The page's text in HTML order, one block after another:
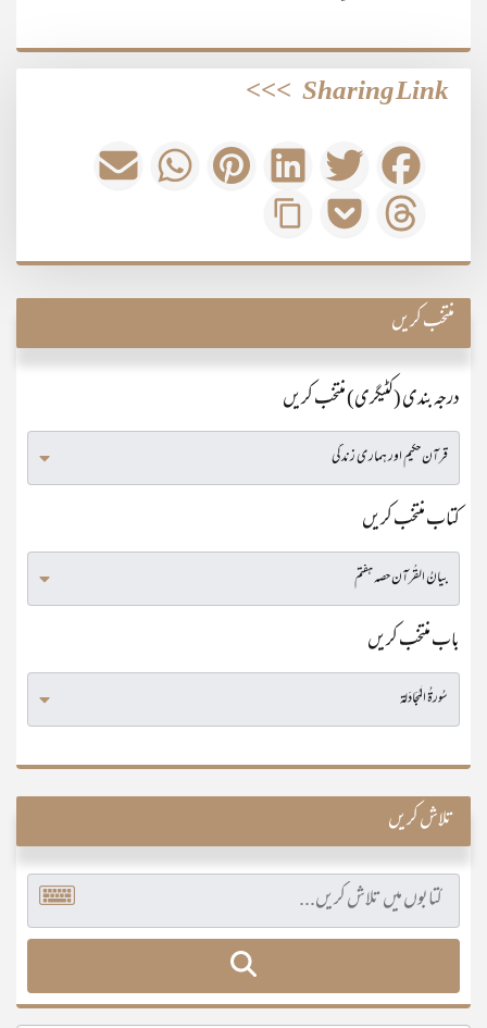
Sharing Link
>>>
منتخب کریں
درجہ بندی (کٹیگری) منتخب کریں
کتاب منتخب کریں
باب منتخب کریں
تلاش کریں